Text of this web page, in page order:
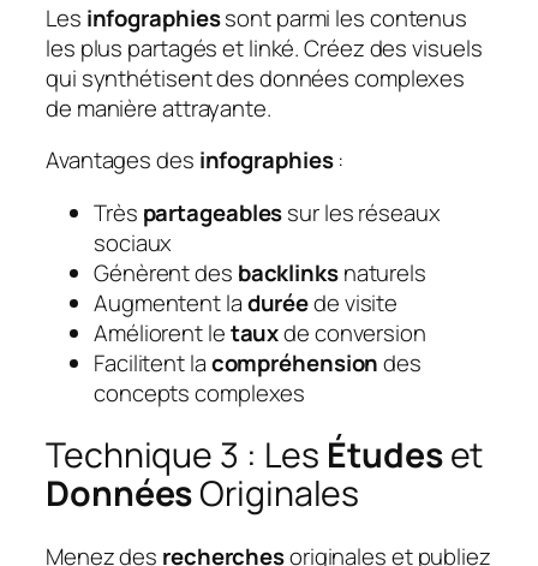
Les infographiessont parmi les contenus
les plus partagés et linké. Créez des visuels
qui synthétisent des données complexes
de manière attrayante.
Avantages des infographies:
Très partageablessur les réseaux
sociaux
Génèrent des backlinksnaturels
Augmentent laduréede visite
Améliorent letauxde conversion
Facilitent lacompréhensiondes
concepts complexes
Technique 3 : Les Étudeset
DonnéesOriginales
Menez des recherchesoriginales et publiez